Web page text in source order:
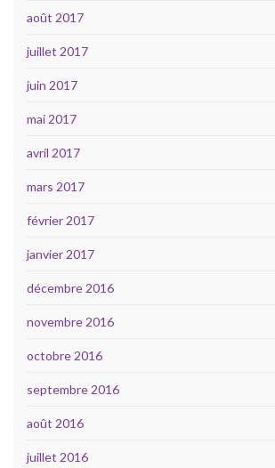
août 2017
juillet 2017
juin 2017
mai 2017
avril 2017
mars 2017
février 2017
janvier 2017
décembre 2016
novembre 2016
octobre 2016
septembre 2016
août 2016
juillet 2016